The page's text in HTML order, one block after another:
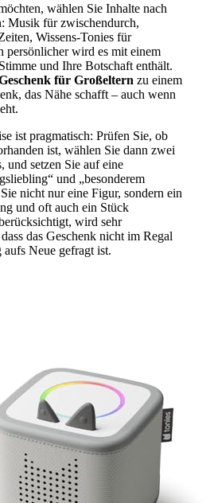
wählen Sie Inhalte nach
Musik für zwischendurch,
Wissens-Tonies für
persönlicher wird es mit einem
und Ihre Botschaft enthält.
für Großeltern zu einem
das Nähe schafft – auch wenn
ist pragmatisch: Prüfen Sie, ob
ist, wählen Sie dann zwei
und setzen Sie auf eine
und „besonderem
nicht nur eine Figur, sondern ein
und oft auch ein Stück
wird sehr
das Geschenk nicht im Regal
aufs Neue gefragt ist.